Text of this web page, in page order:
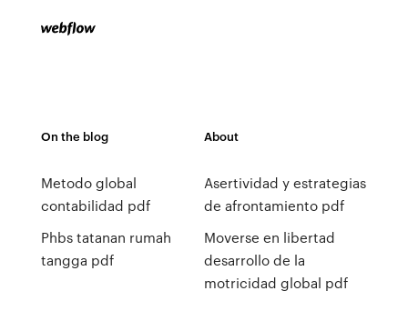
On the blog
Metodo global
contabilidad pdf
Phbs tatanan rumah
tangga pdf
About
Asertividad y estrategias
de afrontamiento pdf
Moverse en libertad
desarrollo de la
motricidad global pdf